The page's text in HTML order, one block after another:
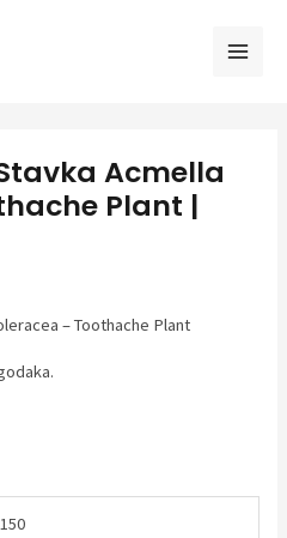
Acmella
Plant |
– Toothache Plant